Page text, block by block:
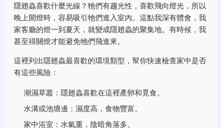
隱翅蟲喜歡什麼光線？牠們有趨光性，喜歡飛向燈光，所以
晚上開燈時，容易吸引牠們進入室內。這點我深有體會，我
家客廳的燈一到夏天，就變成隱翅蟲的聚集地。有時候，我
甚至得關燈才能避免牠們飛進來。
這裡列出隱翅蟲最喜歡的環境類型，幫你快速檢查家中是否
有這些風險：
潮濕草叢：隱翅蟲喜歡在這裡產卵和覓食。
水溝或池塘邊：濕度高，食物豐富。
家中浴室：水氣重，陰暗角落多。